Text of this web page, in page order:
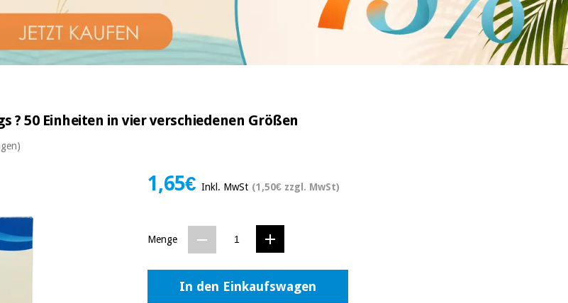
? 50 Einheiten in vier verschiedenen Größen
1,65€Inkl. MwSt (1,50€ zzgl. MwSt)
Menge
In den Einkaufswagen